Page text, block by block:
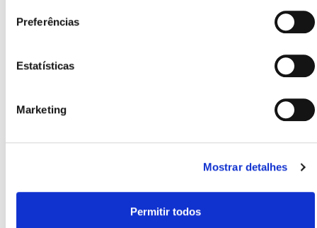
Preferências
Estatísticas
Marketing
Mostrar detalhes
Permitir todos
Tiveres antecedentes familiares de enxaqueca.
A dor de cabeça antes e durante a menstruação é um
algumas mudanças no estilo de vida, é possível aliviar
estas dores e melhorar o teu bem-estar durante o ciclo